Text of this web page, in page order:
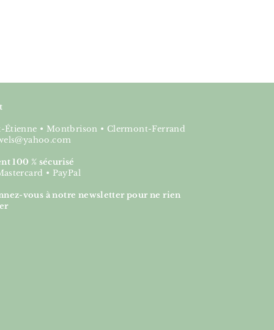
Étienne • Montbrison • Clermont-Ferrand
100 % sécurisé
• PayPal
vous à notre newsletter pour ne rien